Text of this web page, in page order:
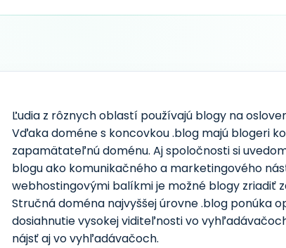
Ľudia z rôznych oblastí používajú blogy na
Vďaka doméne s koncovkou .blog majú blogeri
zapamätateľnú doménu. Aj spoločnosti si
blogu ako komunikačného a marketingového
webhostingovými balíkmi je možné blogy zriadiť
Stručná doména najvyššej úrovne .blog ponúka
dosiahnutie vysokej viditeľnosti vo
nájsť aj vo vyhľadávačoch.